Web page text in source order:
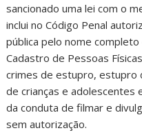
sancionado uma lei com o
inclui no Código Penal
pública pelo nome
Cadastro de Pessoas
crimes de estupro, estupro
de crianças e adolescentes
da conduta de filmar e
sem autorização.